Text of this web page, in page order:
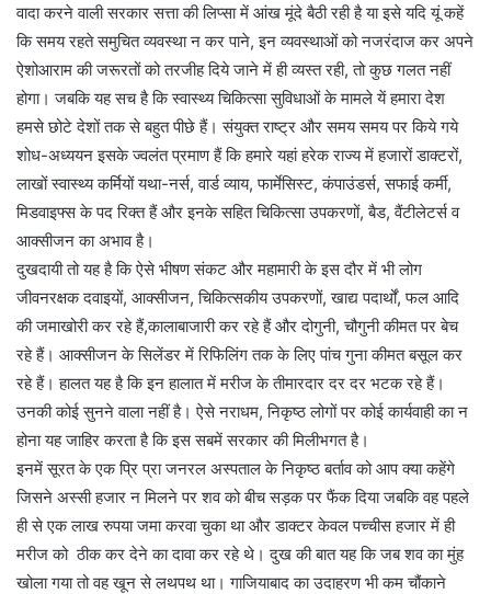
वादा करने वाली सरकार सत्ता की लिप्सा में आंख मूंदे बैठी रही है या इसे यदि यूं कहें
कि समय रहते समुचित व्यवस्था न कर पाने, इन व्यवस्थाओं को नजरंदाज कर अपने
ऐशोआराम की जरूरतों को तरजीह दिये जाने में ही व्यस्त रही, तो कुछ गलत नहीं
होगा। जबकि यह सच है कि स्वास्थ्य चिकित्सा सुविधाओं के मामले यें हमारा देश
हमसे छोटे देशों तक से बहुत पीछे हैं। संयुक्त राष्ट्र और समय समय पर किये गये
शोध-अध्ययन इसके ज्वलंत प्रमाण हैं कि हमारे यहां हरेक राज्य में हजारों डाक्टरों,
लाखों स्वास्थ्य कर्मियों यथा-नर्स, वार्ड व्याय, फार्मेसिस्ट, कंपाउंडर्स, सफाई कर्मी,
मिडवाइफ्स के पद रिक्त हैं और इनके सहित चिकित्सा उपकरणों, बैड, वैंटीलेटर्स व
आक्सीजन का अभाव है।
दुखदायी तो यह है कि ऐसे भीषण संकट और महामारी के इस दौर में भी लोग
जीवनरक्षक दवाइयों, आक्सीजन, चिकित्सकीय उपकरणों, खाद्य पदार्थों, फल आदि
की जमाखोरी कर रहे हैं,कालाबाजारी कर रहे हैं और दोगुनी, चौगुनी कीमत पर बेच
रहे हैं। आक्सीजन के सिलेंडर में रिफिलिंग तक के लिए पांच गुना कीमत बसूल कर
रहे हैं। हालत यह है कि इन हालात में मरीज के तीमारदार दर दर भटक रहे हैं।
उनकी कोई सुनने वाला नहीं है। ऐसे नराधम, निकृष्ठ लोगों पर कोई कार्यवाही का न
होना यह जाहिर करता है कि इस सबमें सरकार की मिलीभगत है।
इनमें सूरत के एक प्रि प्रा जनरल अस्पताल के निकृष्ठ बर्ताव को आप क्या कहेंगे
जिसने अस्सी हजार न मिलने पर शव को बीच सड़क पर फैंक दिया जबकि वह पहले
ही से एक लाख रुपया जमा करवा चुका था और डाक्टर केवल पच्चीस हजार में ही
मरीज को ठीक कर देने का दावा कर रहे थे। दुख की बात यह कि जब शव का मुंह
खोला गया तो वह खून से लथपथ था। गाजियाबाद का उदाहरण भी कम चौंकाने